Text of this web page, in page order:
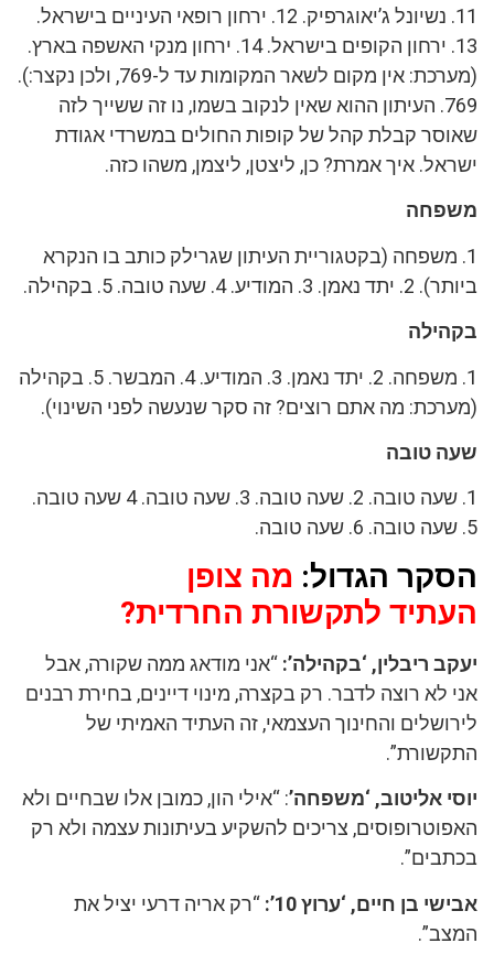
11. נשיונל ג’יאוגרפיק. 12. ירחון רופאי העיניים בישראל.
13. ירחון הקופים בישראל. 14. ירחון מנקי האשפה בארץ.
(מערכת: אין מקום לשאר המקומות עד ל-769, ולכן נקצר:).
769. העיתון ההוא שאין לנקוב בשמו, נו זה ששייך לזה
שאוסר קבלת קהל של קופות החולים במשרדי אגודת
ישראל. איך אמרת? כן, ליצטן, ליצמן, משהו כזה.
משפחה
1. משפחה (בקטגוריית העיתון שגרילק כותב בו הנקרא
ביותר). 2. יתד נאמן. 3. המודיע. 4. שעה טובה. 5. בקהילה.
בקהילה
1. משפחה. 2. יתד נאמן. 3. המודיע. 4. המבשר. 5. בקהילה
(מערכת: מה אתם רוצים? זה סקר שנעשה לפני השינוי).
שעה טובה
1. שעה טובה. 2. שעה טובה. 3. שעה טובה. 4 שעה טובה.
5. שעה טובה. 6. שעה טובה.
הסקר הגדול: מה צופן
העתיד לתקשורת החרדית?
יעקב ריבלין, ‘בקהילה’: “אני מודאג ממה שקורה, אבל
אני לא רוצה לדבר. רק בקצרה, מינוי דיינים, בחירת רבנים
לירושלים והחינוך העצמאי, זה העתיד האמיתי של
התקשורת”.
יוסי אליטוב, ‘משפחה’: “אילי הון, כמובן אלו שבחיים ולא
האפוטרופוסים, צריכים להשקיע בעיתונות עצמה ולא רק
בכתבים”.
אבישי בן חיים, ‘ערוץ 10’:
“רק אריה דרעי יציל את
המצב”.